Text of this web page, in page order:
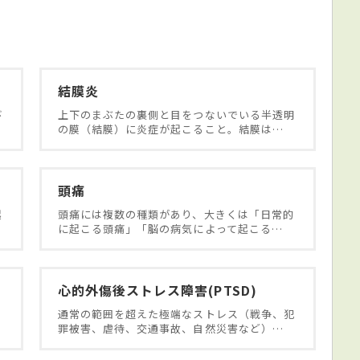
結膜炎
上下のまぶたの裏側と目をつないでいる半透明
の膜（結膜）に炎症が起こること。結膜は…
頭痛
頭痛には複数の種類があり、大きくは「日常的
に起こる頭痛」「脳の病気によって起こる…
心的外傷後ストレス障害(PTSD)
通常の範囲を超えた極端なストレス（戦争、犯
罪被害、虐待、交通事故、自然災害など）…